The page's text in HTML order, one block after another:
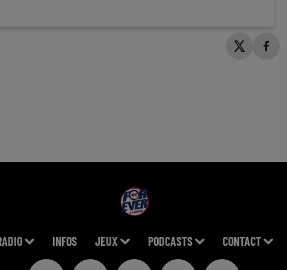
INFOS JEUX PODCASTS CONTACT